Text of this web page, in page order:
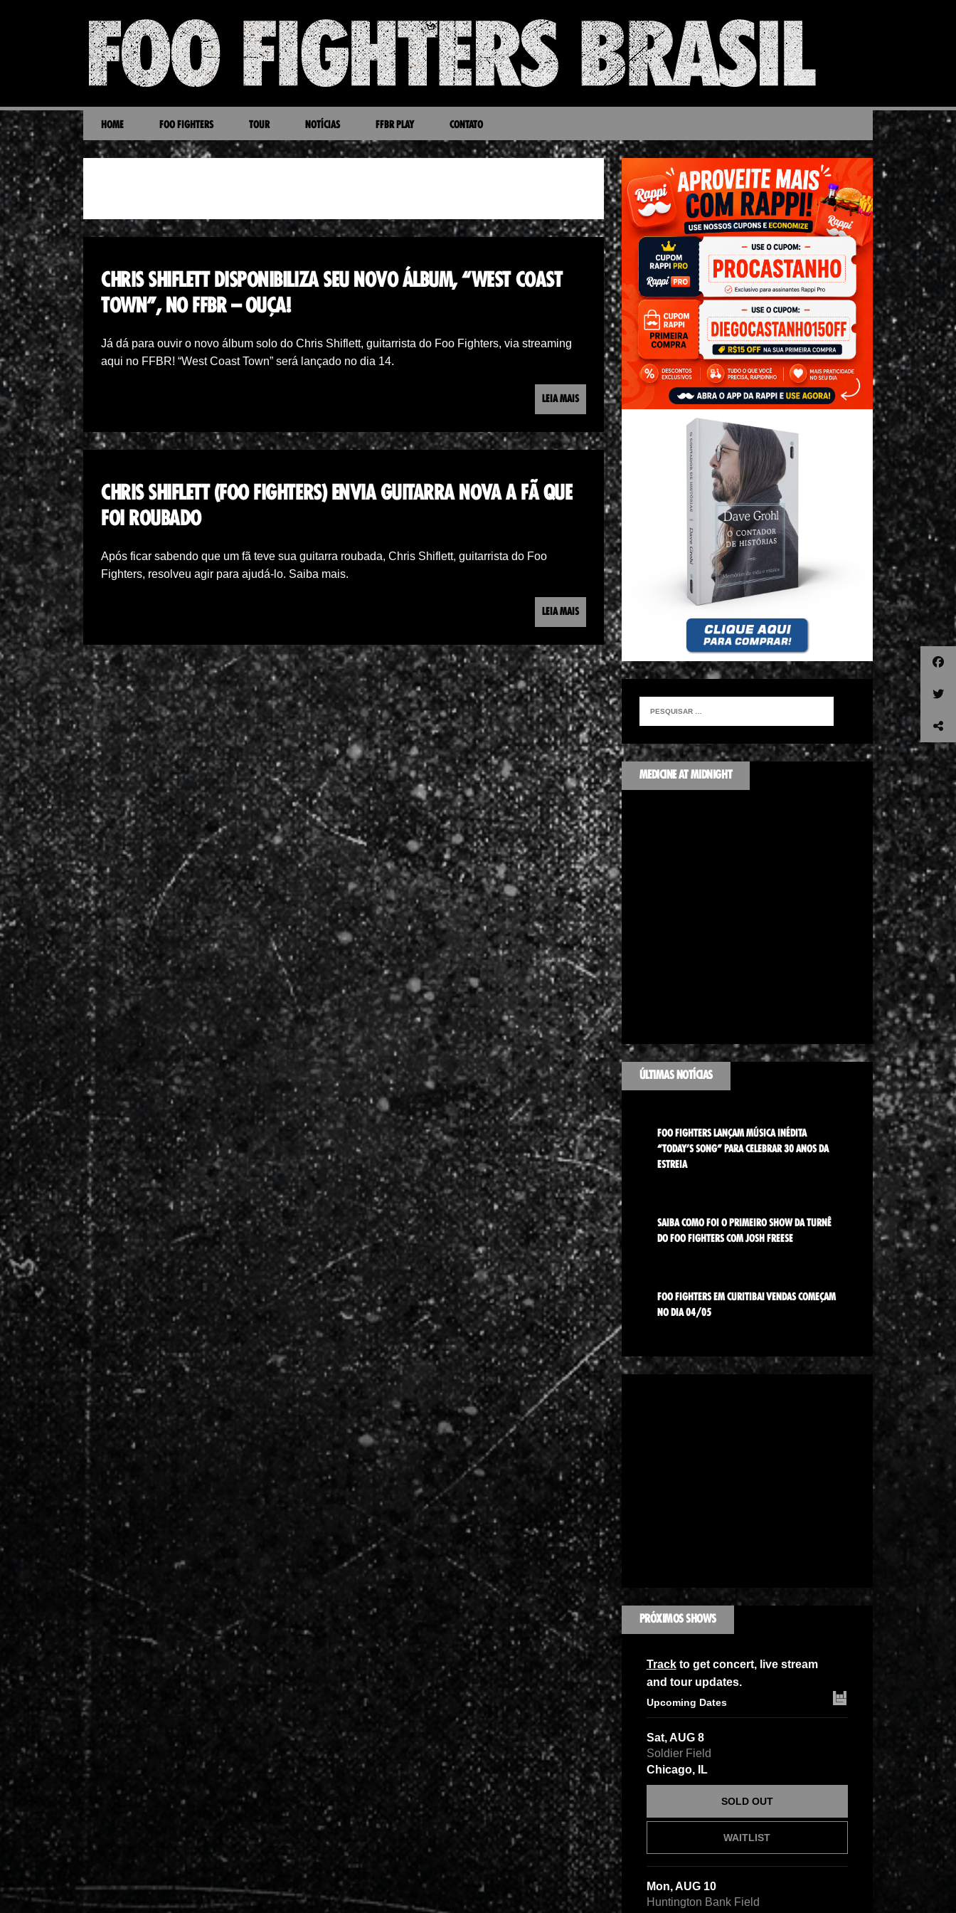
HOME FOO FIGHTERS TOUR NOTÍCIAS FFBR PLAY CONTATO
CHRIS SHIFLETT DISPONIBILIZA SEU NOVO ÁLBUM, “WEST COAST
TOWN”, NO FFBR – OUÇA!
Já dá para ouvir o novo álbum solo do Chris Shiflett, guitarrista do Foo Fighters, via streaming
aqui no FFBR! “West Coast Town” será lançado no dia 14.
LEIA MAIS
CHRIS SHIFLETT (FOO FIGHTERS) ENVIA GUITARRA NOVA A FÃ QUE
FOI ROUBADO
Após ficar sabendo que um fã teve sua guitarra roubada, Chris Shiflett, guitarrista do Foo
Fighters, resolveu agir para ajudá-lo. Saiba mais.
LEIA MAIS
MEDICINE AT MIDNIGHT
ÚLTIMAS NOTÍCIAS
FOO FIGHTERS LANÇAM MÚSICA INÉDITA
“TODAY’S SONG” PARA CELEBRAR 30 ANOS DA
ESTREIA
SAIBA COMO FOI O PRIMEIRO SHOW DA TURNÊ
DO FOO FIGHTERS COM JOSH FREESE
FOO FIGHTERS EM CURITIBA! VENDAS COMEÇAM
NO DIA 04/05
PRÓXIMOS SHOWS
Trackto get concert, live stream
and tour updates.
Upcoming Dates
Sat, AUG 8
Soldier Field
Chicago, IL
WAITLIST
SOLD OUT
Mon, AUG 10
Huntington Bank Field